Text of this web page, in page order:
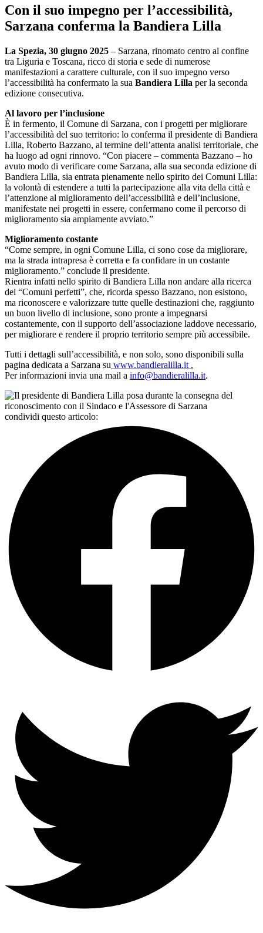
Con il suo impegno per l’accessibilità,
Sarzana conferma la Bandiera Lilla
La Spezia, 30 giugno 2025 – Sarzana, rinomato centro al confine
tra Liguria e Toscana, ricco di storia e sede di numerose
manifestazioni a carattere culturale, con il suo impegno verso
l’accessibilità ha confermato la sua Bandiera Lilla per la seconda
edizione consecutiva.
Al lavoro per l’inclusione
È in fermento, il Comune di Sarzana, con i progetti per migliorare
l’accessibilità del suo territorio: lo conferma il presidente di Bandiera
Lilla, Roberto Bazzano, al termine dell’attenta analisi territoriale, che
ha luogo ad ogni rinnovo. “Con piacere – commenta Bazzano – ho
avuto modo di verificare come Sarzana, alla sua seconda edizione di
Bandiera Lilla, sia entrata pienamente nello spirito dei Comuni Lilla:
la volontà di estendere a tutti la partecipazione alla vita della città e
l’attenzione al miglioramento dell’accessibilità e dell’inclusione,
manifestate nei progetti in essere, confermano come il percorso di
miglioramento sia ampiamente avviato.”
Miglioramento costante
“Come sempre, in ogni Comune Lilla, ci sono cose da migliorare,
ma la strada intrapresa è corretta e fa confidare in un costante
miglioramento.” conclude il presidente.
Rientra infatti nello spirito di Bandiera Lilla non andare alla ricerca
dei “Comuni perfetti”, che, ricorda spesso Bazzano, non esistono,
ma riconoscere e valorizzare tutte quelle destinazioni che, raggiunto
un buon livello di inclusione, sono pronte a impegnarsi
costantemente, con il supporto dell’associazione laddove necessario,
per migliorare e rendere il proprio territorio sempre più accessibile.
Tutti i dettagli sull’accessibilità, e non solo, sono disponibili sulla
pagina dedicata a Sarzana su www.bandieralilla.it .
Per informazioni invia una mail a info@bandieralilla.it.
condividi questo articolo: